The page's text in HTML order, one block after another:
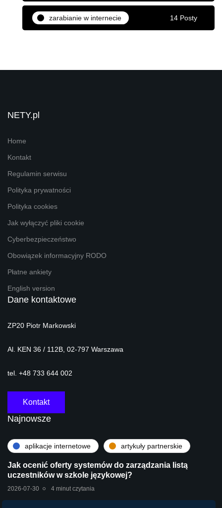
zarabianie w internecie 14 Posty
NETY.pl
Home
Kontakt
Regulamin serwisu
Polityka prywatności
Polityka cookies
Jak wyłączyć pliki cookie
Cyberbezpieczeństwo
Obowiązek informacyjny RODO
Płatne ankiety
English version
Dane kontaktowe
ZP20 Piotr Markowski
Al. KEN 36 / 112B, 02-797 Warszawa
tel. +48 733 644 002
Kontakt
Najnowsze
aplikacje internetowe artykuły partnerskie
Jak ocenić oferty systemów do zarządzania listą
uczestników w szkole językowej?
2026-07-30 4 minut czytania